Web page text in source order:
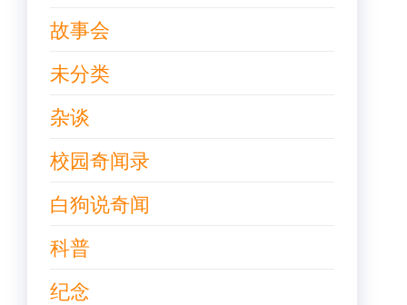
故事会
未分类
杂谈
校园奇闻录
白狗说奇闻
科普
纪念